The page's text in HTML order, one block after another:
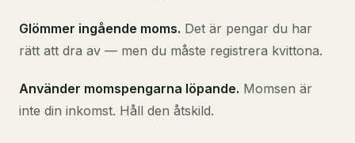
Glömmer ingående moms. Det är pengar du har
rätt att dra av — men du måste registrera kvittona.
Använder momspengarna löpande. Momsen är
inte din inkomst. Håll den åtskild.